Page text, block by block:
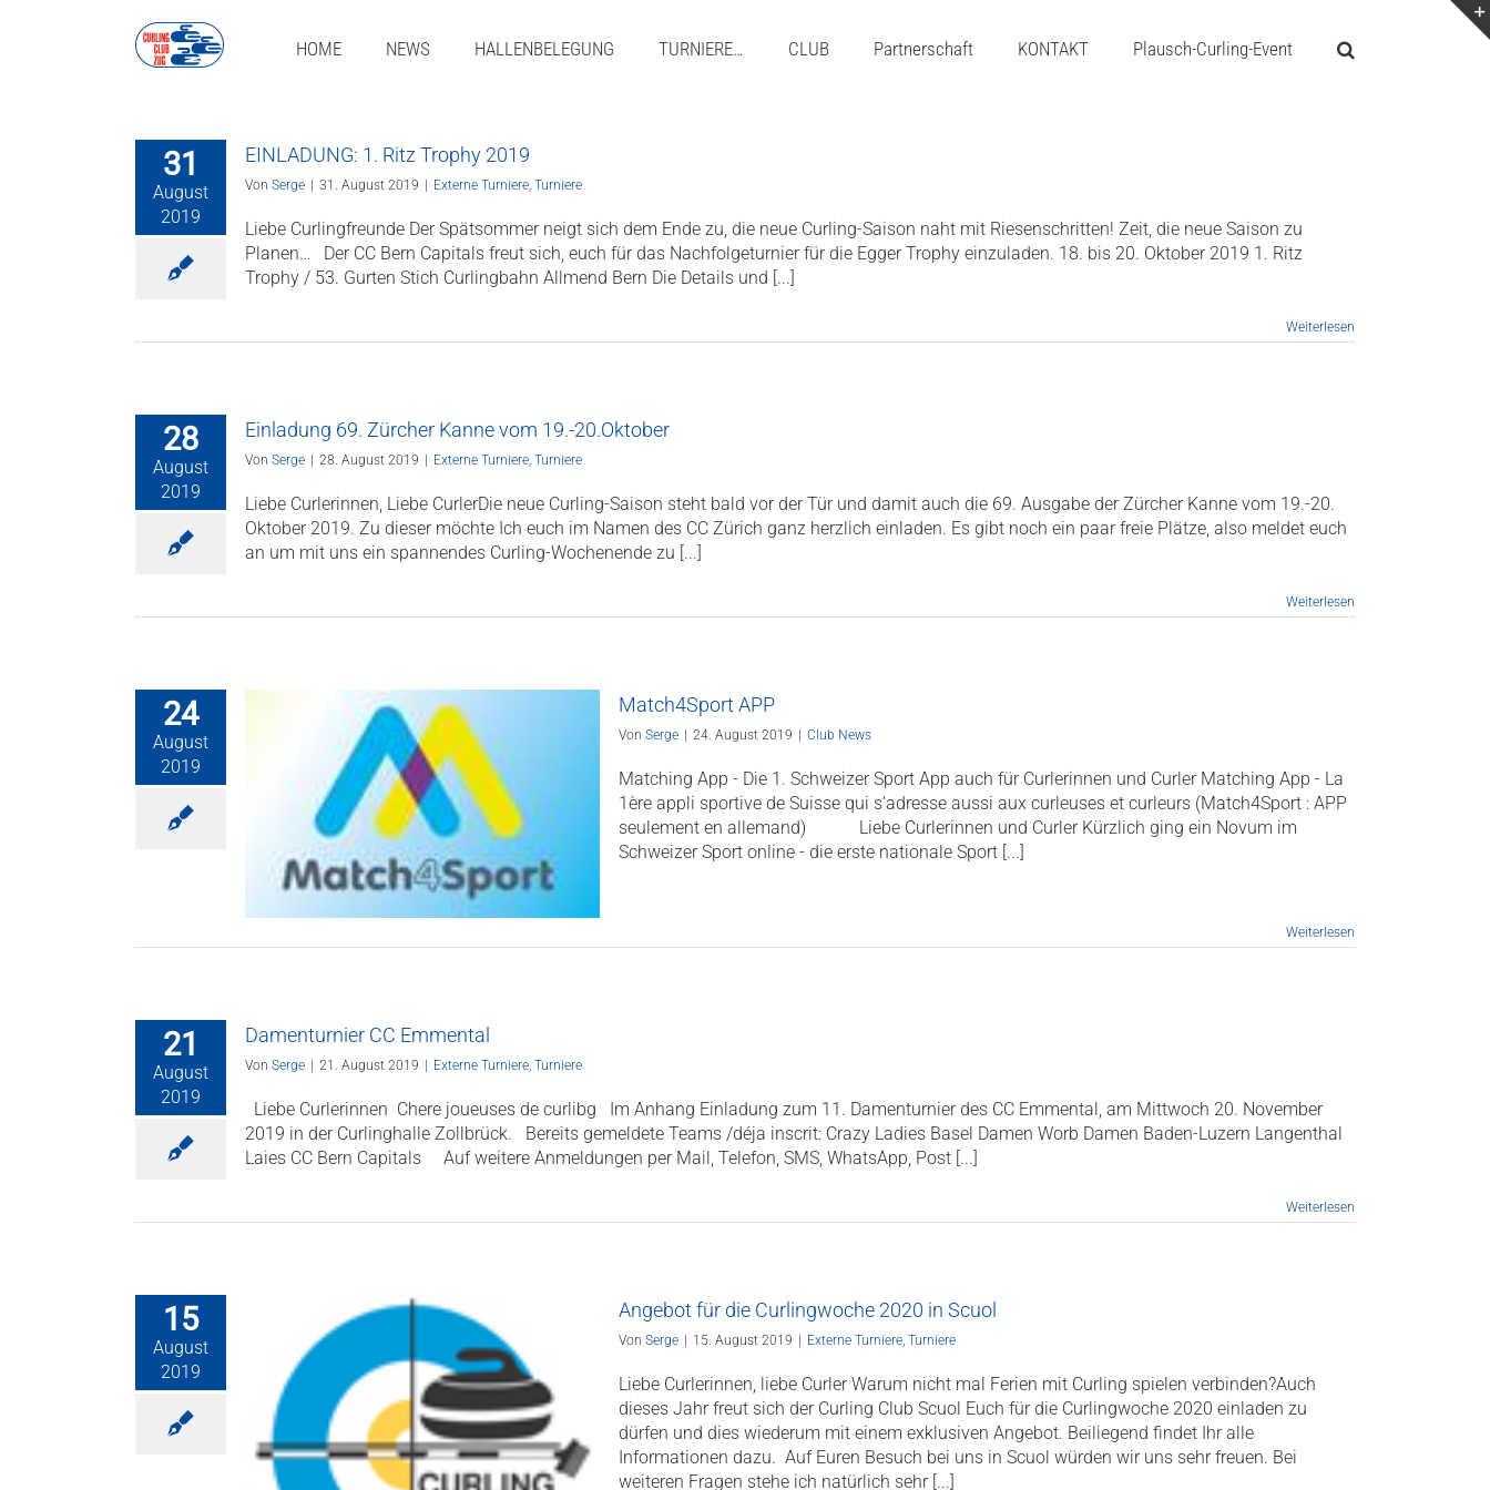
HOME NEWS HALLENBELEGUNG TURNIERE… CLUB Partnerschaft KONTAKT Plausch-Curling-Event
31
August
2019
EINLADUNG: 1. Ritz Trophy 2019
Von Serge 31. August 2019 Externe Turniere, Turniere
Liebe Curlingfreunde Der Spätsommer neigt sich dem Ende zu, die neue Curling-Saison naht mit Riesenschritten! Zeit, die neue Saison zu
Planen… Der CC Bern Capitals freut sich, euch für das Nachfolgeturnier für die Egger Trophy einzuladen. 18. bis 20. Oktober 2019 1. Ritz
Trophy / 53. Gurten Stich Curlingbahn Allmend Bern Die Details und [...]
Weiterlesen
28
August
2019
Einladung 69. Zürcher Kanne vom 19.-20.Oktober
Von Serge 28. August 2019 Externe Turniere, Turniere
Liebe Curlerinnen, Liebe CurlerDie neue Curling-Saison steht bald vor der Tür und damit auch die 69. Ausgabe der Zürcher Kanne vom 19.-20.
Oktober 2019. Zu dieser möchte Ich euch im Namen des CC Zürich ganz herzlich einladen. Es gibt noch ein paar freie Plätze, also meldet euch
an um mit uns ein spannendes Curling-Wochenende zu [...]
Weiterlesen
24
August
2019
Match4Sport APP
Von Serge 24. August 2019 Club News
Matching App - Die 1. Schweizer Sport App auch für Curlerinnen und Curler Matching App - La
1ère appli sportive de Suisse qui s’adresse aussi aux curleuses et curleurs (Match4Sport : APP
seulement en allemand) Liebe Curlerinnen und Curler Kürzlich ging ein Novum im
Schweizer Sport online - die erste nationale Sport [...]
Weiterlesen
21
August
2019
Damenturnier CC Emmental
Von Serge | 21. August 2019 | Externe Turniere Turniere
Liebe Curlerinnen Chere joueuses de curlibg Im Anhang Einladung zum 11. Damenturnier des CC Emmental, am Mittwoch 20. November
2019 in der Curlinghalle Zollbrück. Bereits gemeldete Teams /déja inscrit: Crazy Ladies Basel Damen Worb Damen Baden-Luzern Langenthal
Laies CC Bern Capitals Auf weitere Anmeldungen per Mail, Telefon, SMS, WhatsApp, Post [...]
Weiterlesen
15
August
2019
Angebot für die Curlingwoche 2020 in Scuol
Von Serge | 15. August 2019 | Externe Turniere Turniere
Liebe Curlerinnen, liebe Curler Warum nicht mal Ferien mit Curling spielen verbinden?Auch
dieses Jahr freut sich der Curling Club Scuol Euch für die Curlingwoche 2020 einladen zu
dürfen und dies wiederum mit einem exklusiven Angebot. Beiliegend findet Ihr alle
Informationen dazu. Auf Euren Besuch bei uns in Scuol würden wir uns sehr freuen. Bei
weiteren Fragen stehe ich natürlich sehr [...]